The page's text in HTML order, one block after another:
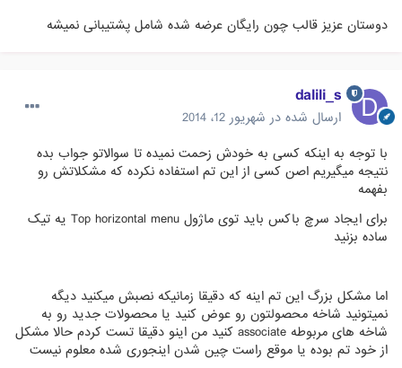
دوستان عزیز قالب چون رایگان عرضه شده شامل پشتیبانی نمیشه
dalili_s
ارسال شده در شهریور 12، 2014
با توجه به اینکه کسی به خودش زحمت نمیده تا سوالاتو جواب بده
نتیجه میگیریم اصن کسی از این تم استفاده نکرده که مشکلاتش رو
بفهمه
برای ایجاد سرچ باکس باید توی ماژول Top horizontal menu یه تیک
ساده بزنید
اما مشکل بزرگ این تم اینه که دقیقا زمانیکه نصبش میکنید دیگه
نمیتونید شاخه محصولتون رو عوض کنید یا محصولات جدید رو به
شاخه های مربوطه associate کنید من اینو دقیقا تست کردم حالا مشکل
از خود تم بوده یا موقع راست چین شدن اینجوری شده معلوم نیست